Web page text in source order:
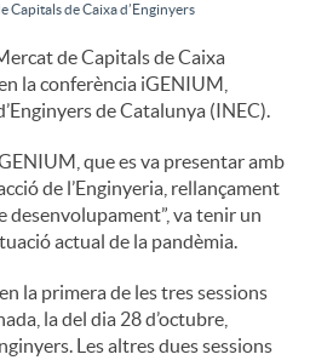
Capitals de Caixa d’Enginyers
de Capitals de Caixa
la conferència iGENIUM,
de Catalunya (INEC).
que es va presentar amb
de l’Enginyeria, rellançament
desenvolupament”, va tenir un
actual de la pandèmia.
la primera de les tres sessions
la del dia 28 d’octubre,
Les altres dues sessions